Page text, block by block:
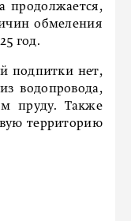
продолжается,
обмеления
год.
подпитки нет,
водопровода,
пруду. Также
территорию